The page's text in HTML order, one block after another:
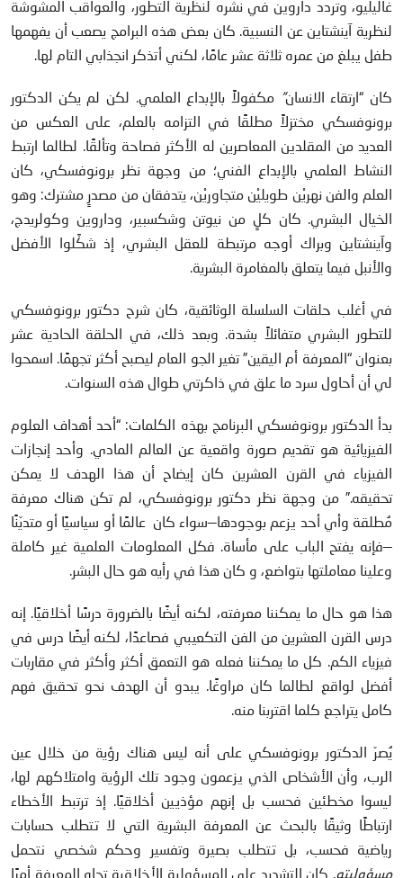
غاليليو، وتردد داروين في نشره لنظرية التطور، والعواقب المشوشة
لنظرية آينشتاين عن النسبية. كان بعض هذه البرامج يصعب أن يفهمها
طفل يبلغ من عمره ثلاثة عشر عامًا، لكني أتذكر انجذابي التام لها.
كان “ارتقاء الانسان“ مكفولاً بالإبداع العلمي. لكن لم يكن الدكتور
برونوفسكي مختزلاً مطلقًا في التزامه بالعلم، على العكس من
العديد من المقلدين المعاصرين له الأكثر فصاحة وتألقًا. لطالما ارتبط
النشاط العلمي بالإبداع الفني؛ من وجهة نظر برونوفسكي، كان
العلم والفن نهريْن طويليْن متجاوريْن، يتدفقان من مصدرٍ مشترك: وهو
الخيال البشري. كان كلٍ من نيوتن وشكسبير، وداروين وكولريدج،
وآينشتاين وبراك أوجه مرتبطة للعقل البشري، إذ شكَّلوا الأفضل
والأنبل فيما يتعلق بالمغامرة البشرية.
في أغلب حلقات السلسلة الوثائقية، كان شرح دكتور برونوفسكي
للتطور البشري متفائلاً بشدة. وبعد ذلك، في الحلقة الحادية عشر
بعنوان “المعرفة أم اليقين” تغير الجو العام ليصبح أكثر تجهمًا. اسمحوا
لي أن أحاول سرد ما علق في ذاكرتي طوال هذه السنوات.
بدأ الدكتور برونوفسكي البرنامج بهذه الكلمات: “أحد أهداف العلوم
الفيزيائية هو تقديم صورة واقعية عن العالم المادي. وأحد إنجازات
الفيزياء في القرن العشرين كان إيضاح أن هذا الهدف لا يمكن
تحقيقه.” من وجهة نظر دكتور برونوفسكي، لم تكن هناك معرفة
مُطلقة وأي أحد يزعم بوجودها—سواء كان عالمًا أو سياسيًا أو متديّنًا
—فإنه يفتح الباب على مأساة. فكل المعلومات العلمية غير كاملة
وعلينا معاملتها بتواضع، و كان هذا في رأيه هو حال البشر.
هذا هو حال ما يمكننا معرفته، لكنه أيضًا بالضرورة درسًا أخلاقيًا. إنه
درس القرن العشرين من الفن التكعيبي فصاعدًا، لكنه أيضًا درس في
فيزياء الكم. كل ما يمكننا فعله هو التعمق أكثر وأكثر في مقاربات
أفضل لواقع لطالما كان مراوغًا. يبدو أن الهدف نحو تحقيق فهم
كامل يتراجع كلما اقتربنا منه.
يُصرّ الدكتور برونوفسكي على أنه ليس هناك رؤية من خلال عين
الرب، وأن الأشخاص الذي يزعمون وجود تلك الرؤية وامتلاكهم لها،
ليسوا مخطئين فحسب بل إنهم مؤذيين أخلاقيًا. إذ ترتبط الأخطاء
ارتباطًا وثيقًا بالبحث عن المعرفة البشرية التي لا تتطلب حسابات
رياضية فحسب، بل تتطلب بصيرة وتفسير وحكم شخصي نتحمل
مسؤوليته. كان التشديد على المسؤولية الأخلاقية تجاه المعرفة أمرًا